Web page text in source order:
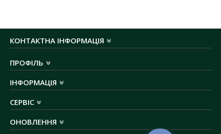
КОНТАКТНА ІНФОРМАЦІЯ
ПРОФІЛЬ
ІНФОРМАЦІЯ
СЕРВІС
ОНОВЛЕННЯ